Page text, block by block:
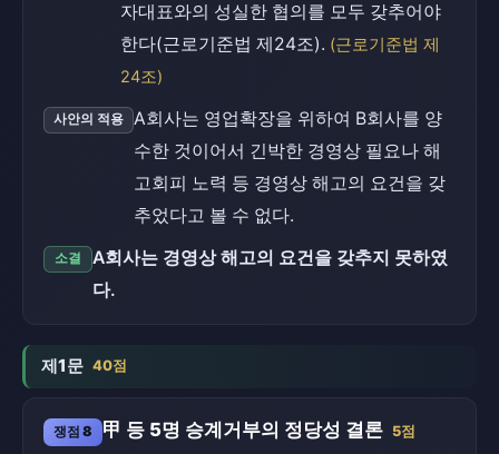
자대표와의 성실한 협의를 모두 갖추어야
한다(근로기준법 제24조). (근로기준법 제
24조)
사안의 적용
A회사는 영업확장을 위하여 B회사를 양
수한 것이어서 긴박한 경영상 필요나 해
고회피 노력 등 경영상 해고의 요건을 갖
추었다고 볼 수 없다.
소결
A회사는 경영상 해고의 요건을 갖추지 못하였
다.
제1문 40점
쟁점 8 甲 등 5명 승계거부의 정당성 결론 5점